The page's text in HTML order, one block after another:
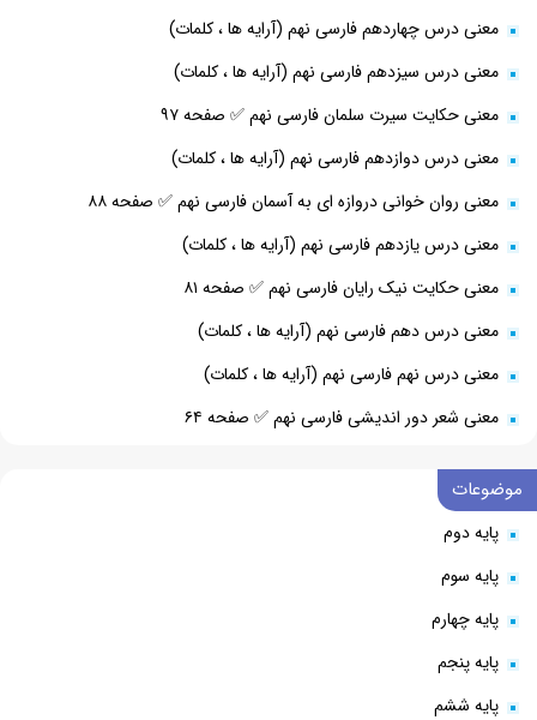
معنی درس چهاردهم فارسی نهم (آرایه ها ، کلمات)
معنی درس سیزدهم فارسی نهم (آرایه ها ، کلمات)
معنی حکایت سیرت سلمان فارسی نهم ✅ صفحه ۹۷
معنی درس دوازدهم فارسی نهم (آرایه ها ، کلمات)
معنی روان خوانی دروازه ای به آسمان فارسی نهم ✅ صفحه ۸۸
معنی درس یازدهم فارسی نهم (آرایه ها ، کلمات)
معنی حکایت نیک رایان فارسی نهم ✅ صفحه ۸۱
معنی درس دهم فارسی نهم (آرایه ها ، کلمات)
معنی درس نهم فارسی نهم (آرایه ها ، کلمات)
معنی شعر دور اندیشی فارسی نهم ✅ صفحه ۶۴
موضوعات
پایه دوم
پایه سوم
پایه چهارم
پایه پنجم
پایه ششم